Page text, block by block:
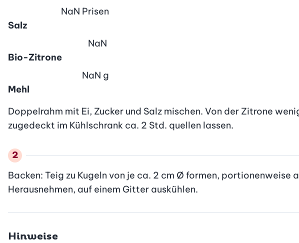
Salz
NaN Prisen
Bio-Zitrone
NaN
Mehl
NaN g
Doppelrahm mit Ei, Zucker und Salz mischen. Von der Zitrone
zugedeckt im Kühlschrank ca. 2 Std. quellen lassen.
Backen: Teig zu Kugeln von je ca. 2 cm Ø formen, portionenweise
Herausnehmen, auf einem Gitter auskühlen.
Hinweise